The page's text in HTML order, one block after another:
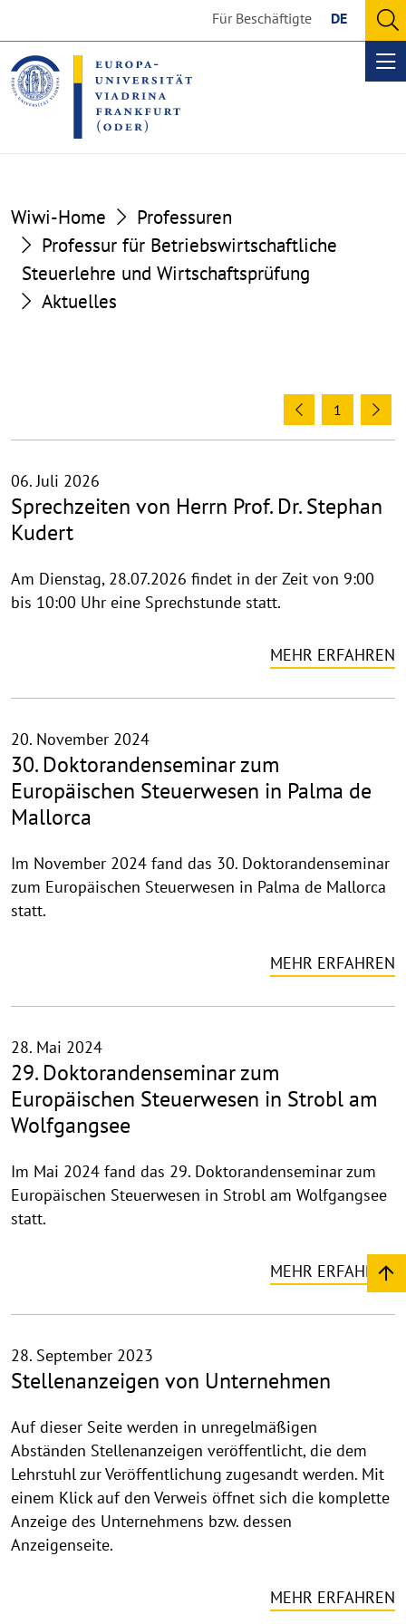
the
content
section
the
footer
section
Für Beschäftigte DE
Wiwi-Home
Professuren
Professur für Betriebswirtschaftliche
Steuerlehre und Wirtschaftsprüfung
Aktuelles
Previous
1
06. Juli 2026
Sprechzeiten von Herrn Prof. Dr. Stephan
Kudert
Am Dienstag, 28.07.2026 findet in der Zeit von 9:00
bis 10:00 Uhr eine Sprechstunde statt.
MEHR ERFAHREN
20. November 2024
30. Doktorandenseminar zum
Europäischen Steuerwesen in Palma de
Mallorca
Im November 2024 fand das 30. Doktorandenseminar
zum Europäischen Steuerwesen in Palma de Mallorca
statt.
MEHR ERFAHREN
28. Mai 2024
29. Doktorandenseminar zum
Europäischen Steuerwesen in Strobl am
Wolfgangsee
Im Mai 2024 fand das 29. Doktorandenseminar zum
Europäischen Steuerwesen in Strobl am Wolfgangsee
statt.
MEHR ERFAHREN
28. September 2023
Stellenanzeigen von Unternehmen
Auf dieser Seite werden in unregelmäßigen
Abständen Stellenanzeigen veröffentlicht, die dem
Lehrstuhl zur Veröffentlichung zugesandt werden. Mit
einem Klick auf den Verweis öffnet sich die komplette
Anzeige des Unternehmens bzw. dessen
Anzeigenseite.
MEHR ERFAHREN